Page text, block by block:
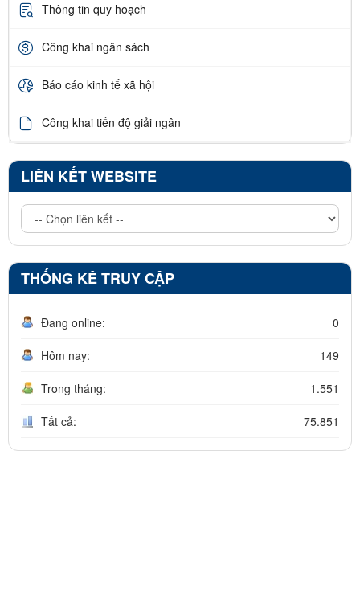
Thông tin quy hoạch
Công khai ngân sách
Báo cáo kinh tế xã hội
Công khai tiến độ giải ngân
LIÊN KẾT WEBSITE
THỐNG KÊ TRUY CẬP
Đang online: 0
Hôm nay: 149
Trong tháng: 1.551
Tất cả: 75.851